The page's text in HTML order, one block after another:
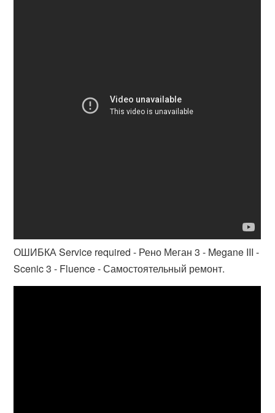
ОШИБКА Service required - Рено Меган 3 - Megane III -
Scenic 3 - Fluence - Самостоятельный ремонт.